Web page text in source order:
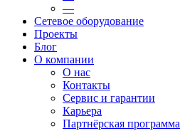
—
Сетевое оборудование
Проекты
Блог
О компании
О нас
Контакты
Сервис и гарантии
Карьера
Партнёрская программа